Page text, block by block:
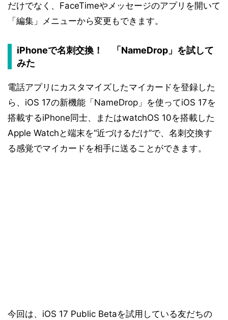
だけでなく、FaceTimeやメッセージのアプリを開いて
「編集」メニューから変更もできます。
iPhoneで名刺交換！ 「NameDrop」を試して
みた
電話アプリにカスタマイズしたマイカードを登録した
ら、iOS 17の新機能「NameDrop」を使ってiOS 17を
搭載するiPhone同士、またはwatchOS 10を搭載した
Apple Watchと端末を“近づけるだけ”で、名刺交換す
る感覚でマイカードを相手に送ることができます。
今回は、iOS 17 Public Betaを試用している友だちの